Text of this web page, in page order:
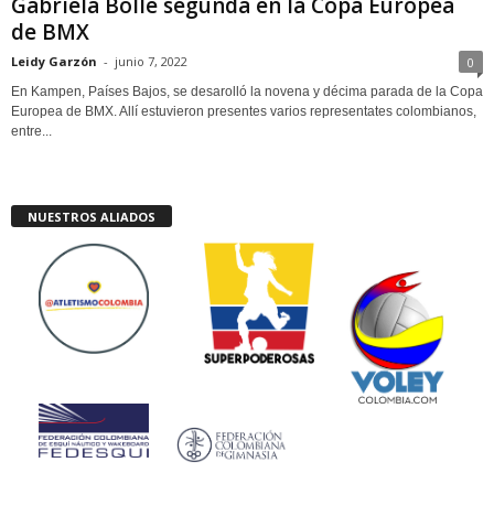
de BMX
Leidy Garzón - junio 7, 2022 0
En Kampen, Países Bajos, se desarolló la novena y décima parada de la Copa
Europea de BMX. Allí estuvieron presentes varios representates colombianos,
entre...
NUESTROS ALIADOS